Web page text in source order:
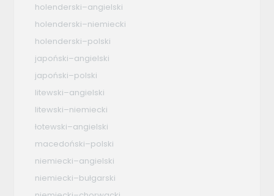
holenderski–angielski
holenderski–niemiecki
holenderski–polski
japoński–angielski
japoński–polski
litewski–angielski
litewski–niemiecki
łotewski–angielski
macedoński–polski
niemiecki–angielski
niemiecki–bułgarski